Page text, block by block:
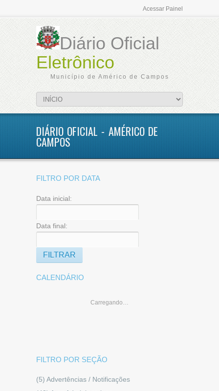
Acessar Painel
Diário Oficial
Eletrônico
Município de Américo de Campos
DIÁRIO OFICIAL - AMÉRICO DE
CAMPOS
FILTRO POR DATA
Data inicial:
Data final:
CALENDÁRIO
Carregando…
FILTRO POR SEÇÃO
(5) Advertências / Notificações